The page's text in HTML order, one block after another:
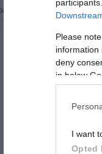
Please
information
deny
in below
I want
Opted
mint egy évvel ezelőtt.
munkavállalók